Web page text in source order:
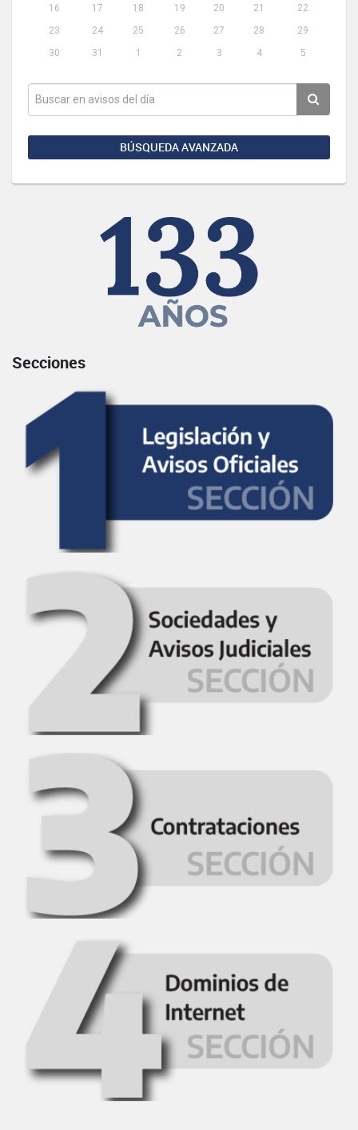
16
17 18 19 20 21
22
23
24 25 26 27 28
29
30
31 1 2 3 4 5
BÚSQUEDA AVANZADA
Secciones